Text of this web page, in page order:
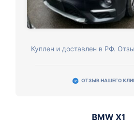
Куплен и доставлен в РФ.
ОТЗЫВ НАШЕГО
BMW X1